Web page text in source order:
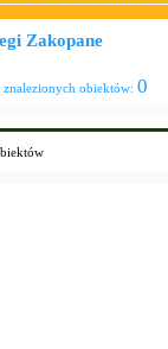
Zakopane
znalezionych obiektów: 0